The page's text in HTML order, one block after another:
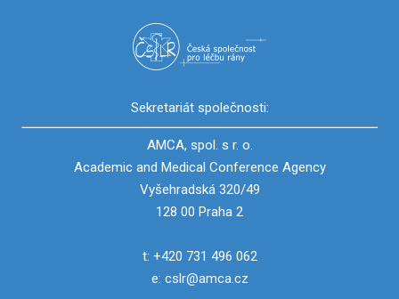
Sekretariát společnosti:
AMCA, spol. s r. o.
Academic and Medical Conference Agency
Vyšehradská 320/49
128 00 Praha 2
t: +420 731 496 062
e: cslr@amca.cz